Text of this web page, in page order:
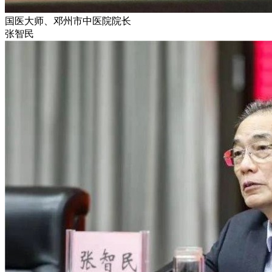
国医大师、邓州市中医院院长
张智民